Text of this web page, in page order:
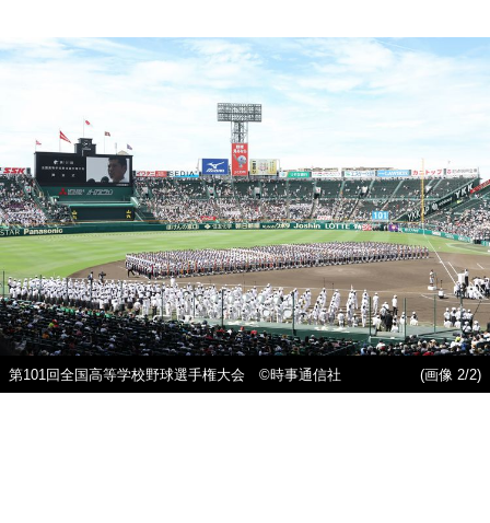
第101回全国高等学校野球選手権大会 ©時事通信社 (画像 2/2)